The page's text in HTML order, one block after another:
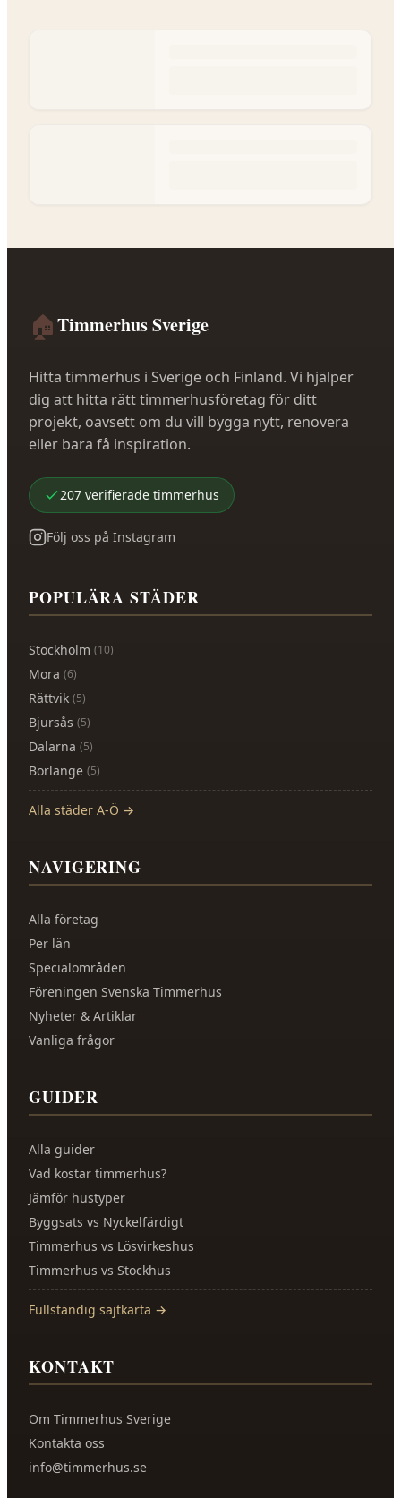
🏠Timmerhus Sverige
Hitta timmerhus i Sverige och Finland. Vi hjälper
dig att hitta rätt timmerhusföretag för ditt
projekt, oavsett om du vill bygga nytt, renovera
eller bara få inspiration.
207 verifierade timmerhus
Följ oss på Instagram
POPULÄRA STÄDER
Stockholm (10)
Mora (6)
Rättvik (5)
Bjursås (5)
Dalarna (5)
Borlänge (5)
Alla städer A-Ö →
NAVIGERING
Alla företag
Per län
Specialområden
Föreningen Svenska Timmerhus
Nyheter & Artiklar
Vanliga frågor
GUIDER
Alla guider
Vad kostar timmerhus?
Jämför hustyper
Byggsats vs Nyckelfärdigt
Timmerhus vs Lösvirkeshus
Timmerhus vs Stockhus
Fullständig sajtkarta →
KONTAKT
Om Timmerhus Sverige
Kontakta oss
info@timmerhus.se